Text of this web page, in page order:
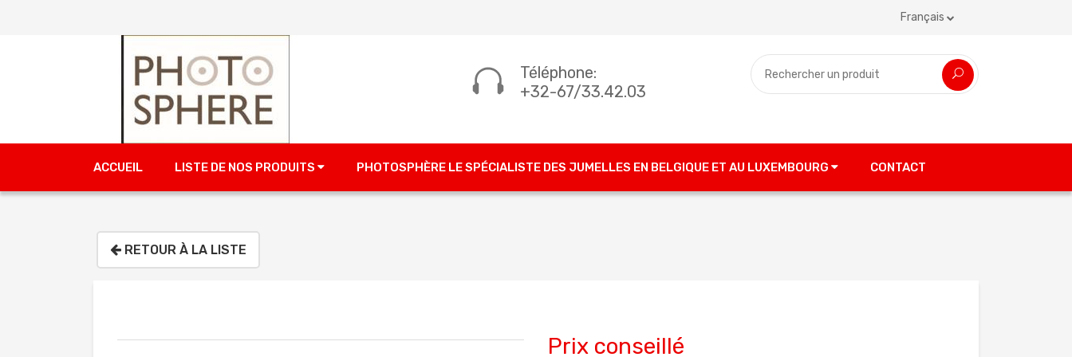
Français
Téléphone:
+32-67/33.42.03
ACCUEIL LISTE DE NOS PRODUITS PHOTOSPHÈRE LE SPÉCIALISTE DES JUMELLES EN BELGIQUE ET AU LUXEMBOURG CONTACT
RETOUR À LA LISTE
Prix conseillé